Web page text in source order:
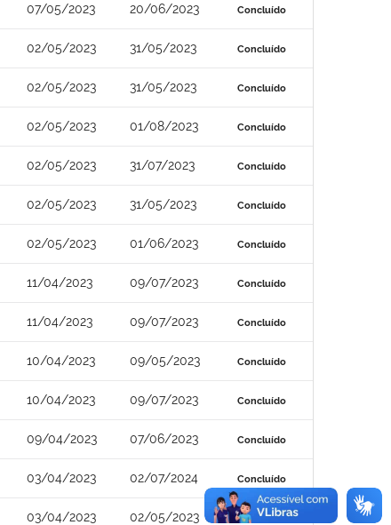
07/05/2023 20/06/2023 Concluído
02/05/2023 31/05/2023 Concluído
02/05/2023 31/05/2023 Concluído
02/05/2023 01/08/2023 Concluído
02/05/2023 31/07/2023 Concluído
02/05/2023 31/05/2023 Concluído
02/05/2023 01/06/2023 Concluído
11/04/2023 09/07/2023 Concluído
11/04/2023 09/07/2023 Concluído
10/04/2023 09/05/2023 Concluído
10/04/2023 09/07/2023 Concluído
09/04/2023 07/06/2023 Concluído
03/04/2023 02/07/2024 Concluído
03/04/2023 02/05/2023 Concluído